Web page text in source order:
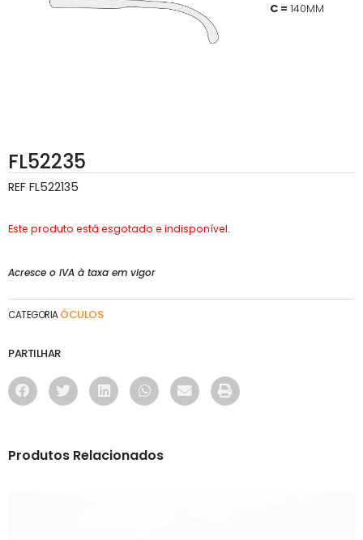
C = 140MM
FL52235
REF FL522135
Este produto está esgotado e indisponível.
Acresce o IVA à taxa em vigor
CATEGORIA ÓCULOS
PARTILHAR
Produtos Relacionados